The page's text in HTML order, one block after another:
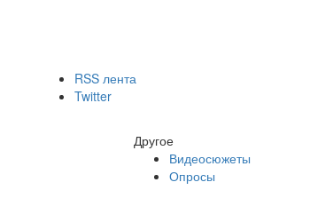
RSS лента
Twitter
Другое
Видеосюжеты
Опросы